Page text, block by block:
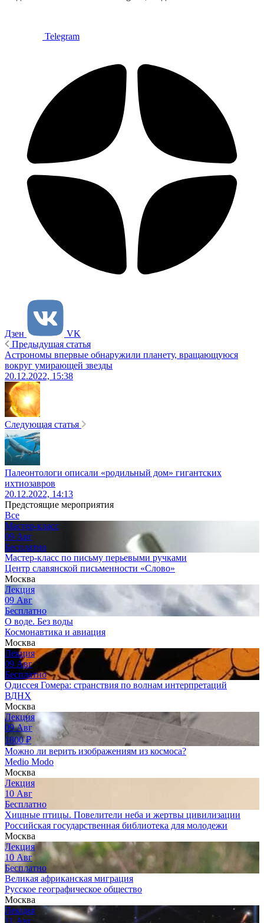
Telegram
Дзен
VK
Предыдущая статья
Астрономы впервые обнаружили планету, вращающуюся
вокруг умирающей звезды
20.12.2022, 15:38
Следующая статья
Палеонтологи описали «родильный дом» гигантских
ихтиозавров
20.12.2022, 14:13
Предстоящие мероприятия
Все
Мастер-класс
09 Авг
Бесплатно
Мастер-класс по письму перьевыми ручками
Центр славянской письменности «Слово»
Москва
Лекция
09 Авг
Бесплатно
О воде. Без воды
Космонавтика и авиация
Москва
Лекция
09 Авг
Бесплатно
Одиссея Гомера: странствия по волнам интерпретаций
ВДНХ
Москва
Лекция
09 Авг
1800₽
Можно ли верить изображениям из космоса?
Medio Modo
Москва
Лекция
10 Авг
Бесплатно
Хищные птицы. Повелители неба и жертвы цивилизации
Российская государственная библиотека для молодежи
Москва
Лекция
10 Авг
Бесплатно
Великая африканская миграция
Русское географическое общество
Москва
Лекция